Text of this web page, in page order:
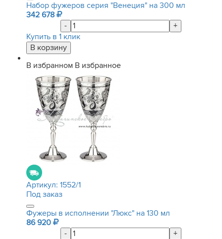
Набор фужеров серия "Венеция" на 300 мл
342 678
-
+
Купить в 1 клик
В избранном В избранное
Артикул: 1552/1
Под заказ
Фужеры в исполнении "Люкс" на 130 мл
86 920
-
+